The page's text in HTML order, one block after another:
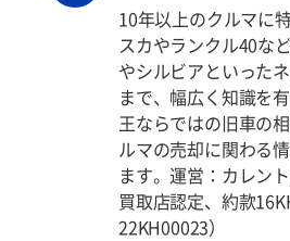
10年以上のクルマに
スカやランクル40な
やシルビアといった
まで、幅広く知識を
王ならではの旧車の
ルマの売却に関わる
ます。運営：カレン
買取店認定、約款
22KH00023）